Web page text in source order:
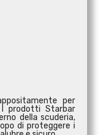
per
I prodotti Starbar
della scuderia,
di proteggere i